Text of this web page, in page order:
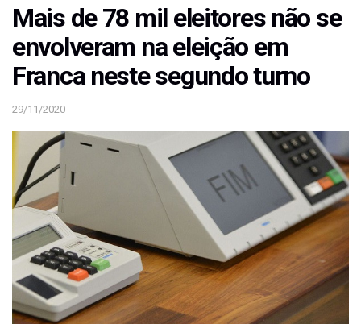
Mais de 78 mil eleitores não se
envolveram na eleição em
Franca neste segundo turno
29/11/2020